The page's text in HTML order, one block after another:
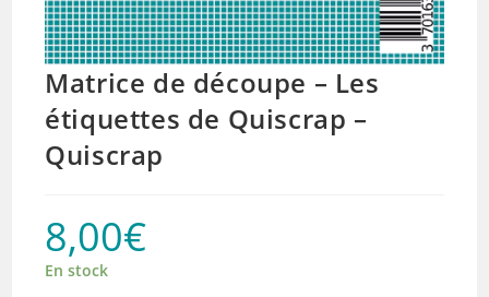
Matrice de découpe – Les
étiquettes de Quiscrap –
Quiscrap
8,00€
En stock